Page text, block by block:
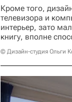
Кроме того,
телевизора и
интерьер, зато
книгу, вполне
© Дизайн-студия Ольги